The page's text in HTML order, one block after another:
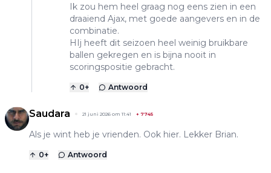
Ik zou hem heel graag nog eens zien in een
draaiend Ajax, met goede aangevers en in de
combinatie.
HIj heeft dit seizoen heel weinig bruikbare
ballen gekregen en is bijna nooit in
scoringspositie gebracht.
0+ Antwoord
Saudara 21 juni 2026 om 11:41 + 7745
Als je wint heb je vrienden. Ook hier. Lekker Brian.
0+ Antwoord